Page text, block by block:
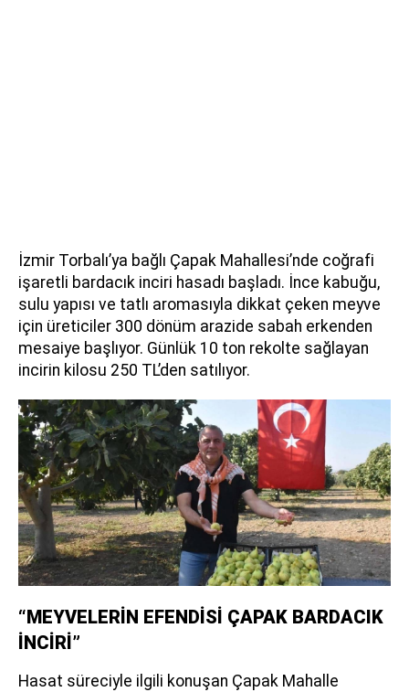
İzmir Torbalı’ya bağlı Çapak Mahallesi’nde coğrafi
işaretli bardacık inciri hasadı başladı. İnce kabuğu,
sulu yapısı ve tatlı aromasıyla dikkat çeken meyve
için üreticiler 300 dönüm arazide sabah erkenden
mesaiye başlıyor. Günlük 10 ton rekolte sağlayan
incirin kilosu 250 TL’den satılıyor.
“MEYVELERİN EFENDİSİ ÇAPAK BARDACIK
İNCİRİ”
Hasat süreciyle ilgili konuşan Çapak Mahalle